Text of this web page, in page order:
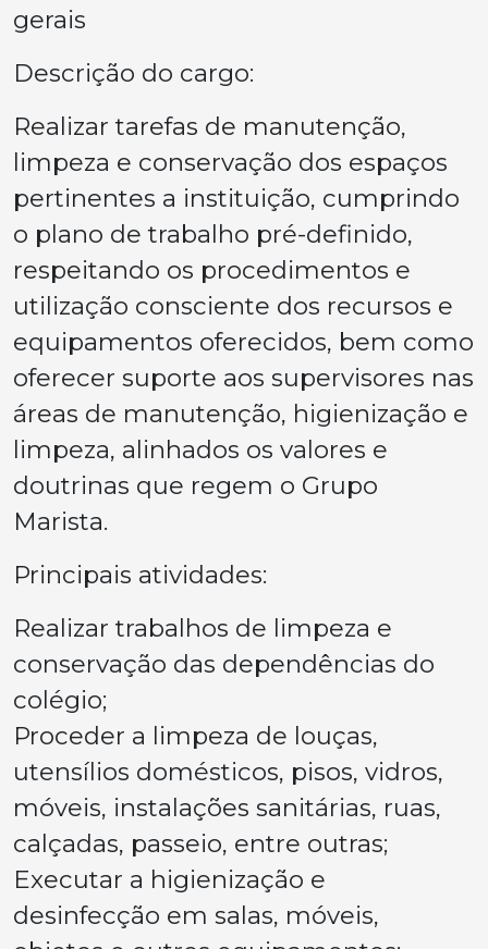
gerais
Descrição do cargo:
Realizar tarefas de manutenção,
limpeza e conservação dos espaços
pertinentes a instituição, cumprindo
o plano de trabalho pré-definido,
respeitando os procedimentos e
utilização consciente dos recursos e
equipamentos oferecidos, bem como
oferecer suporte aos supervisores nas
áreas de manutenção, higienização e
limpeza, alinhados os valores e
doutrinas que regem o Grupo
Marista.
Principais atividades:
Realizar trabalhos de limpeza e
conservação das dependências do
colégio;
Proceder a limpeza de louças,
utensílios domésticos, pisos, vidros,
móveis, instalações sanitárias, ruas,
calçadas, passeio, entre outras;
Executar a higienização e
desinfecção em salas, móveis,